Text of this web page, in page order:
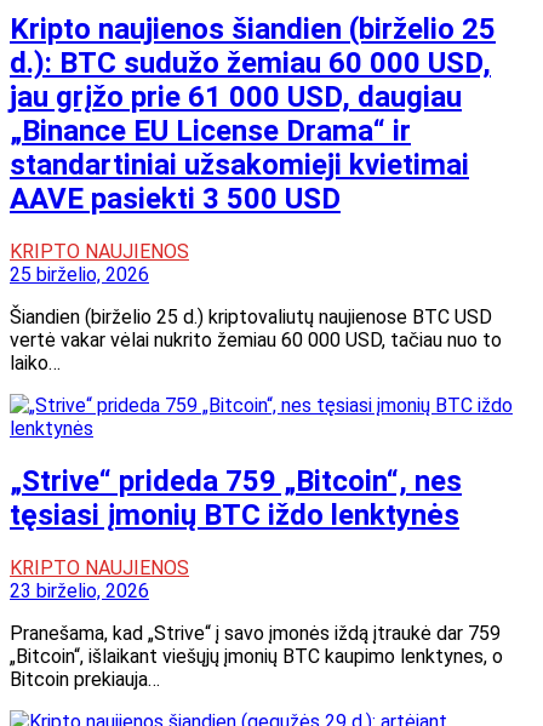
Kripto naujienos šiandien (birželio 25
d.): BTC sudužo žemiau 60 000 USD,
jau grįžo prie 61 000 USD, daugiau
„Binance EU License Drama“ ir
standartiniai užsakomieji kvietimai
AAVE pasiekti 3 500 USD
KRIPTO NAUJIENOS
25 birželio, 2026
Šiandien (birželio 25 d.) kriptovaliutų naujienose BTC USD
vertė vakar vėlai nukrito žemiau 60 000 USD, tačiau nuo to
laiko…
„Strive“ prideda 759 „Bitcoin“, nes
tęsiasi įmonių BTC iždo lenktynės
KRIPTO NAUJIENOS
23 birželio, 2026
Pranešama, kad „Strive“ į savo įmonės iždą įtraukė dar 759
„Bitcoin“, išlaikant viešųjų įmonių BTC kaupimo lenktynes, o
Bitcoin prekiauja…